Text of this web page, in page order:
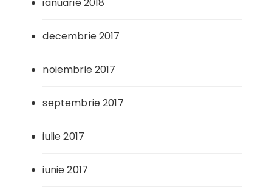
decembrie 2017
noiembrie 2017
septembrie 2017
iulie 2017
iunie 2017